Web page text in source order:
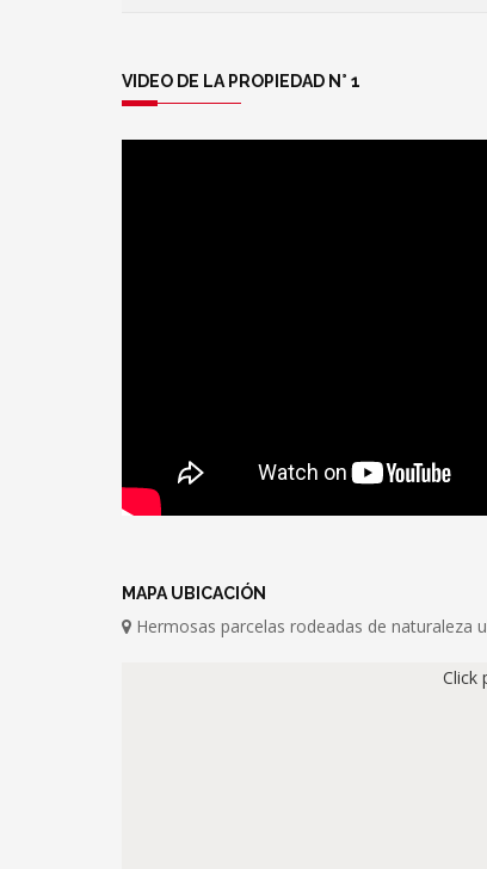
VIDEO DE LA PROPIEDAD N° 1
MAPA UBICACIÓN
Hermosas parcelas rodeadas de naturaleza
Click